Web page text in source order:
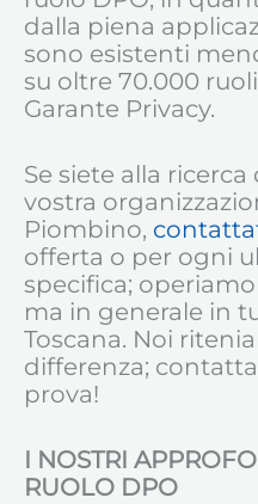
dalla piena
sono esistenti
su oltre 70.000
Garante Privacy.
Se siete alla
vostra
Piombino,
offerta o per ogni
specifica;
ma in generale in
Toscana. Noi
differenza;
prova!
I NOSTRI
RUOLO DPO